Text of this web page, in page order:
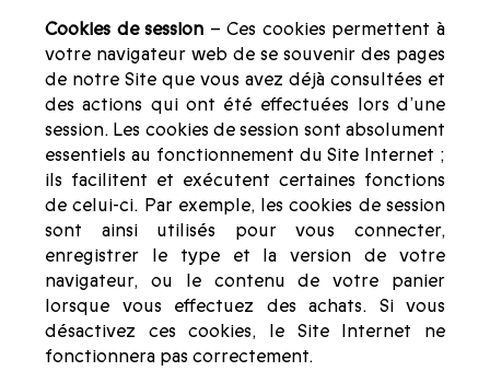
Cookies de session – Ces cookies permettent à
votre navigateur web de se souvenir des pages
de notre Site que vous avez déjà consultées et
des actions qui ont été effectuées lors d’une
session. Les cookies de session sont absolument
essentiels au fonctionnement du Site Internet ;
ils facilitent et exécutent certaines fonctions
de celui-ci. Par exemple, les cookies de session
sont ainsi utilisés pour vous connecter,
enregistrer le type et la version de votre
navigateur, ou le contenu de votre panier
lorsque vous effectuez des achats. Si vous
désactivez ces cookies, le Site Internet ne
fonctionnera pas correctement.